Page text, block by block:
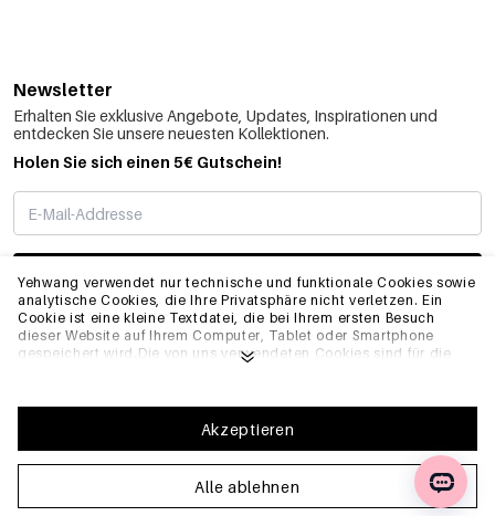
Yehwang verwendet nur technische und funktionale Cookies sowie
analytische Cookies, die Ihre Privatsphäre nicht verletzen. Ein
Cookie ist eine kleine Textdatei, die bei Ihrem ersten Besuch
dieser Website auf Ihrem Computer, Tablet oder Smartphone
gespeichert wird.Die von uns verwendeten Cookies sind für die
Website, ordnungsgemäß zu funktionieren und z.B. Ihre
bevorzugten Einstellungen zu speichern. Sie ermöglichen es uns
auch, unsere Website zu optimieren.Um sicherzustellen, dass Sie
eine gute Browsing- und Einkaufserfahrung auf Yehwang haben,
empfehlen wir Ihnen, unserer Sammlung und Verwendung von
Cookies zuzustimmen. Sie können sich von Cookies abmelden,
indem Sie die Einstellungen Ihres Internetbrowsers anpassen,
Alle ablehnen
Akzeptieren
Newsletter
Erhalten Sie exklusive Angebote, Updates, Inspirationen und
entdecken Sie unsere neuesten Kollektionen.
Holen Sie sich einen 5€ Gutschein!
ABONNIEREN
INFO